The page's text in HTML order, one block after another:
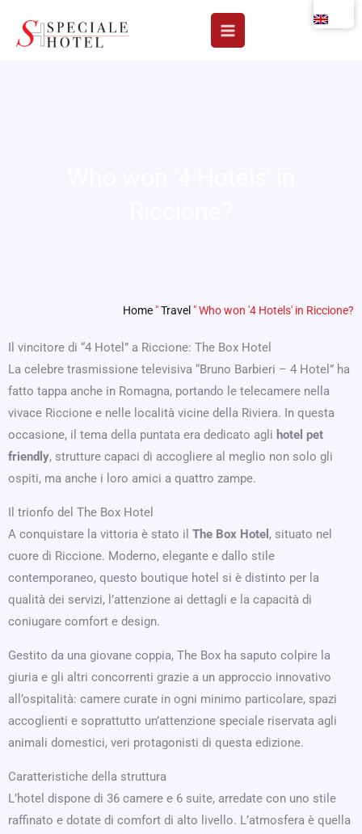
Home "Travel "Who won '4 Hotels' in Riccione?
Il vincitore di “4 Hotel” a Riccione: The Box Hotel
La celebre trasmissione televisiva “Bruno Barbieri – 4 Hotel” ha
fatto tappa anche in Romagna, portando le telecamere nella
vivace Riccione e nelle località vicine della Riviera. In questa
occasione, il tema della puntata era dedicato agli hotel pet
friendly, strutture capaci di accogliere al meglio non solo gli
ospiti, ma anche i loro amici a quattro zampe.
Il trionfo del The Box Hotel
A conquistare la vittoria è stato il The Box Hotel , situato nel
cuore di Riccione. Moderno, elegante e dallo stile
contemporaneo, questo boutique hotel si è distinto per la
qualità dei servizi, l’attenzione ai dettagli e la capacità di
coniugare comfort e design.
Gestito da una giovane coppia, The Box ha saputo colpire la
giuria e gli altri concorrenti grazie a un approccio innovativo
all’ospitalità: camere curate in ogni minimo particolare, spazi
accoglienti e soprattutto un’attenzione speciale riservata agli
animali domestici, veri protagonisti di questa edizione.
Caratteristiche della struttura
L’hotel dispone di 36 camere e 6 suite, arredate con uno stile
raffinato e dotate di comfort di alto livello. L’atmosfera è quella